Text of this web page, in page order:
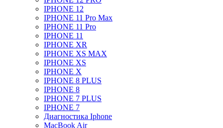
IPHONE 12
IPHONE 11 Pro Max
IPHONE 11 Pro
IPHONE 11
IPHONE XR
IPHONE XS MAX
IPHONE XS
IPHONE X
IPHONE 8 PLUS
IPHONE 8
IPHONE 7 PLUS
IPHONE 7
Диагностика Iphone
MacBook Air